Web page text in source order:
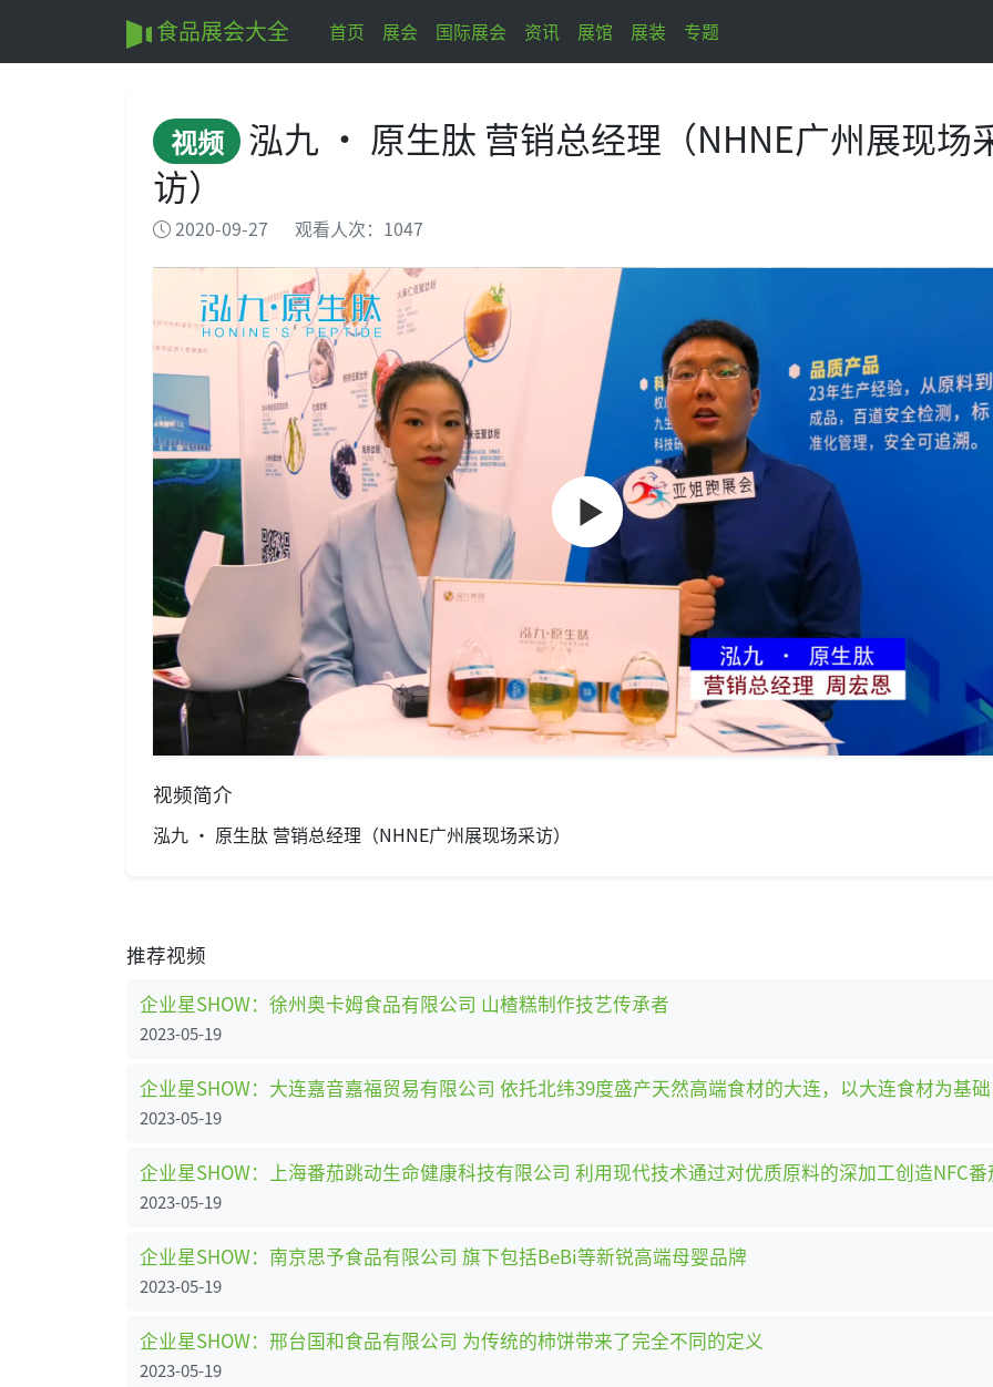
食品展会大全 首页 展会 国际展会 资讯 展馆 展装 专题
视频
泓九 · 原生肽 营销总经理（NHNE广州展现场
访）
2020-09-27 观看人次：1047
视频简介
泓九 · 原生肽 营销总经理（NHNE广州展现场采访）
推荐视频
企业星SHOW：徐州奥卡姆食品有限公司 山楂糕制作技艺传承者
2023-05-19
企业星SHOW：大连嘉音嘉福贸易有限公司 依托北纬39度盛产天然高端食材的大连，以大连食材为基
2023-05-19
企业星SHOW：上海番茄跳动生命健康科技有限公司 利用现代技术通过对优质原料的深加工创造NFC
2023-05-19
企业星SHOW：南京思予食品有限公司 旗下包括BeBi等新锐高端母婴品牌
2023-05-19
企业星SHOW：邢台国和食品有限公司 为传统的柿饼带来了完全不同的定义
2023-05-19